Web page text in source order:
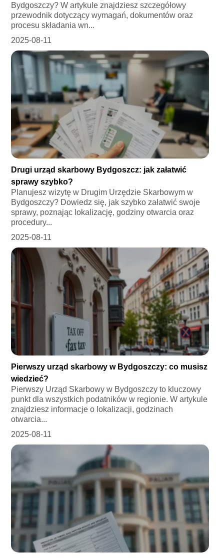
Bydgoszczy? W artykule znajdziesz szczegółowy
przewodnik dotyczący wymagań, dokumentów oraz
procesu składania wn...
2025-08-11
Drugi urząd skarbowy Bydgoszcz: jak załatwić
sprawy szybko?
Planujesz wizytę w Drugim Urzędzie Skarbowym w
Bydgoszczy? Dowiedz się, jak szybko załatwić swoje
sprawy, poznając lokalizację, godziny otwarcia oraz
procedury...
2025-08-11
Pierwszy urząd skarbowy w Bydgoszczy: co musisz
wiedzieć?
Pierwszy Urząd Skarbowy w Bydgoszczy to kluczowy
punkt dla wszystkich podatników w regionie. W artykule
znajdziesz informacje o lokalizacji, godzinach
otwarcia...
2025-08-11